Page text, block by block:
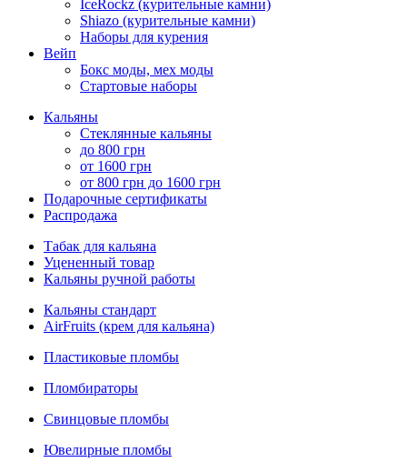
IceRockz (курительные камни)
Shiazo (курительные камни)
Наборы для курения
Вейп
Бокс моды, мех моды
Стартовые наборы
Кальяны
Стеклянные кальяны
до 800 грн
от 1600 грн
от 800 грн до 1600 грн
Подарочные сертификаты
Распродажа
Табак для кальяна
Уцененный товар
Кальяны ручной работы
Кальяны стандарт
AirFruits (крем для кальяна)
Пластиковые пломбы
Пломбираторы
Свинцовые пломбы
Ювелирные пломбы